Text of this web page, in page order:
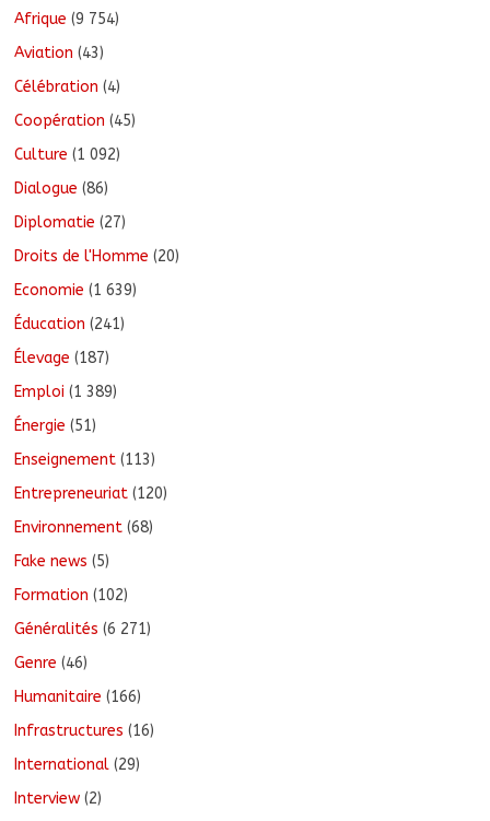
Afrique (9 754)
Aviation (43)
Célébration (4)
Coopération (45)
Culture (1 092)
Dialogue (86)
Diplomatie (27)
Droits de l'Homme (20)
Economie (1 639)
Éducation (241)
Élevage (187)
Emploi (1 389)
Énergie (51)
Enseignement (113)
Entrepreneuriat (120)
Environnement (68)
Fake news (5)
Formation (102)
Généralités (6 271)
Genre (46)
Humanitaire (166)
Infrastructures (16)
International (29)
Interview (2)